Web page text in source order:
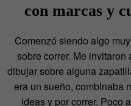
con marcas y
Comenzó siendo algo
sobre correr. Me
dibujar sobre alguna
era un sueño, combinaba
ideas y por correr. Poco